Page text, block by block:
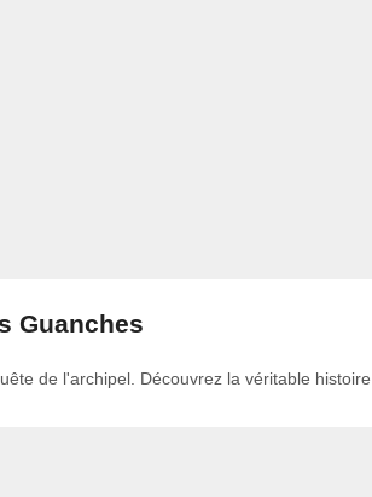
Guanches
de l'archipel. Découvrez la véritable histoire.